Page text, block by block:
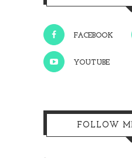
FACEBOOK
YOUTUBE
FOLLOW